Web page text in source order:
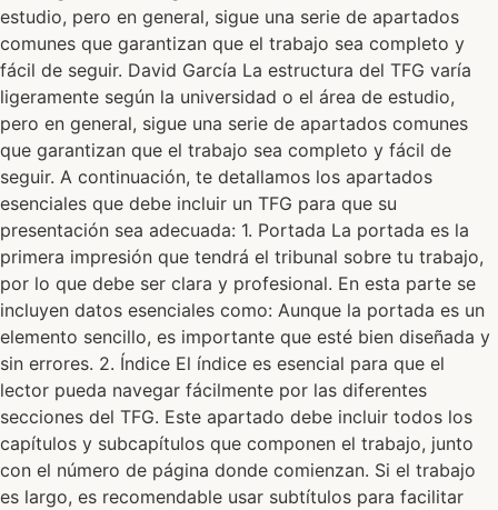
estudio, pero en general, sigue una serie de apartados
comunes que garantizan que el trabajo sea completo y
fácil de seguir. David García La estructura del TFG varía
ligeramente según la universidad o el área de estudio,
pero en general, sigue una serie de apartados comunes
que garantizan que el trabajo sea completo y fácil de
seguir. A continuación, te detallamos los apartados
esenciales que debe incluir un TFG para que su
presentación sea adecuada: 1. Portada La portada es la
primera impresión que tendrá el tribunal sobre tu trabajo,
por lo que debe ser clara y profesional. En esta parte se
incluyen datos esenciales como: Aunque la portada es un
elemento sencillo, es importante que esté bien diseñada y
sin errores. 2. Índice El índice es esencial para que el
lector pueda navegar fácilmente por las diferentes
secciones del TFG. Este apartado debe incluir todos los
capítulos y subcapítulos que componen el trabajo, junto
con el número de página donde comienzan. Si el trabajo
es largo, es recomendable usar subtítulos para facilitar